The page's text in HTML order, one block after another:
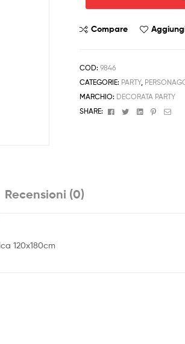
Tovaglia
Compare
COD:9846
CATEGORIE: PARTY,
MARCHIO: DECORATA PARTY
SHARE:
FacebookTwitterLinkedinPinterest
Email
Recensioni (0)
120x180cm